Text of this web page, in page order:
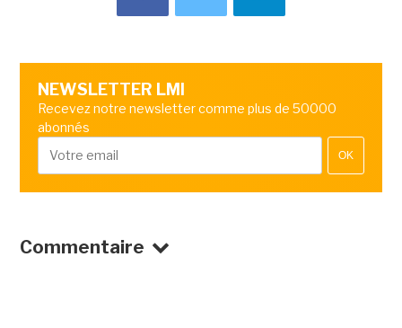
NEWSLETTER LMI
Recevez notre newsletter comme plus de 50000
abonnés
OK
Commentaire